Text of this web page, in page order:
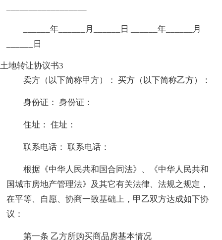
______年______月______日 ______年______月
______日
土地转让协议书3
卖方（以下简称甲方）： 买方（以下简称乙方）：
身份证： 身份证：
住址： 住址：
联系电话： 联系电话：
根据《中华人民共和国合同法》、《中华人民共和
国城市房地产管理法》及其它有关法律、法规之规定，
在平等、自愿、协商一致基础上，甲乙双方达成如下协
议：
第一条 乙方所购买商品房基本情况